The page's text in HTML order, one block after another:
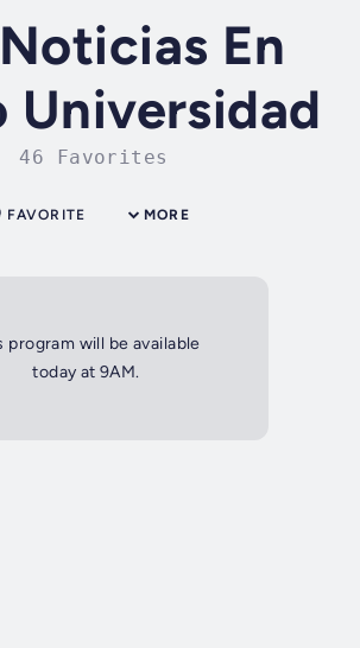
En
Universidad
46 Favorites
MORE
FAVORITE
program will be available
today at 9AM.